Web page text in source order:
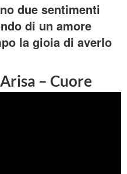
due sentimenti
di un amore
la gioia di averlo
– Cuore